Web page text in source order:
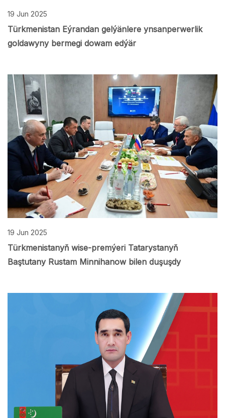
19 Jun 2025
Türkmenistan Eýrandan gelýänlere ynsanperwerlik
goldawyny bermegi dowam edýär
19 Jun 2025
Türkmenistanyň wise-premýeri Tatarystanyň
Baştutany Rustam Minnihanow bilen duşuşdy